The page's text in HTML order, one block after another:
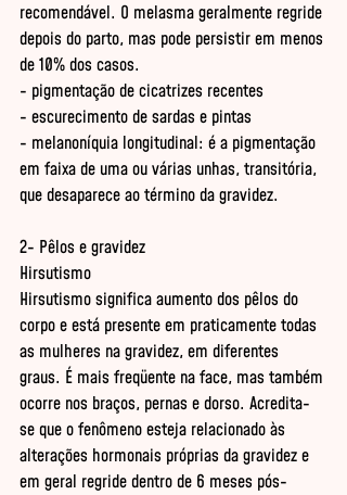
recomendável. O melasma geralmente regride
depois do parto, mas pode persistir em menos
de 10% dos casos.
- pigmentação de cicatrizes recentes
- escurecimento de sardas e pintas
- melanoníquia longitudinal: é a pigmentação
em faixa de uma ou várias unhas, transitória,
que desaparece ao término da gravidez.
2- Pêlos e gravidez
Hirsutismo
Hirsutismo significa aumento dos pêlos do
corpo e está presente em praticamente todas
as mulheres na gravidez, em diferentes
graus. É mais freqüente na face, mas também
ocorre nos braços, pernas e dorso. Acredita-
se que o fenômeno esteja relacionado às
alterações hormonais próprias da gravidez e
em geral regride dentro de 6 meses pós-